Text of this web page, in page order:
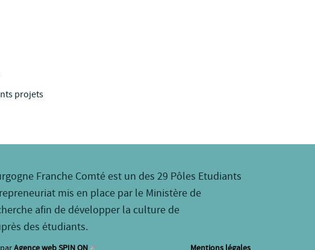
projets
Franche Comté est un des 29 Pôles Etudiants
mis en place par le Ministère de
afin de développer la culture de
des étudiants.